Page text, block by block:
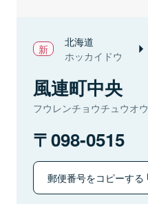
北海道
ホッカイドウ
風連町中央
フウレンチョウチュウオウ
098-0515
郵便番号をコピーする